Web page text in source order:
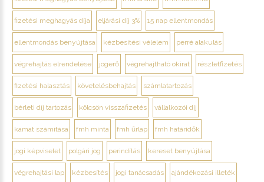
fizetési meghagyás díja eljárási díj 3% 15 nap ellentmondás
ellentmondás benyújtása kézbesítési vélelem perré alakulás
végrehajtás elrendelése jogerő végrehajtható okirat részletfizetés
fizetési halasztás követelésbehajtás számlatartozás
bérleti díj tartozás kölcsön visszafizetés vállalkozói díj
kamat számítása fmh minta fmh űrlap fmh határidők
jogi képviselet polgári jog perindítás kereset benyújtása
végrehajtási lap kézbesítés jogi tanácsadás ajándékozási illeték